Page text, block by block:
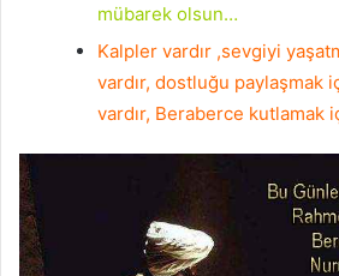
mübarek olsun…
Kalpler vardır ,sevgiyi
vardır, dostluğu paylaşmak
vardır, Beraberce kutlamak